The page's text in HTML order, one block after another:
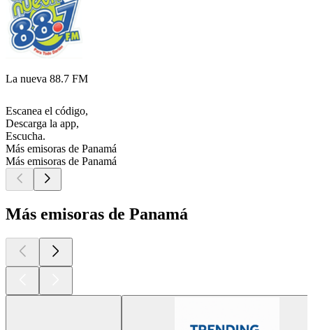
La nueva 88.7 FM
Escanea el código,
Descarga la app,
Escucha.
Más emisoras de Panamá
Más emisoras de Panamá
Más emisoras de Panamá